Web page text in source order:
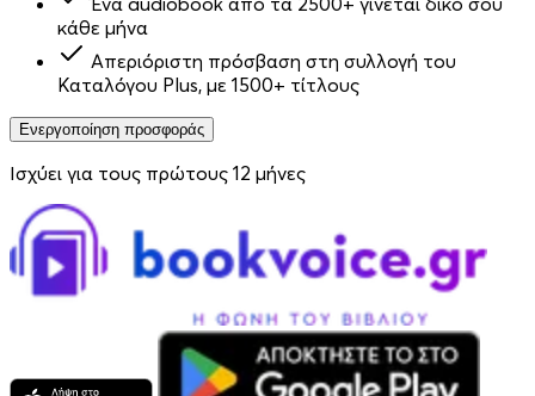
κάθε μήνα
Απεριόριστη πρόσβαση στη συλλογή του
Καταλόγου Plus, με 1500+ τίτλους
Ενεργοποίηση προσφοράς
Ισχύει για τους πρώτους 12 μήνες